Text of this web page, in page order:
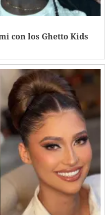
con los Ghetto Kids